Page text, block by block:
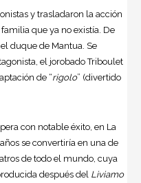
y trasladaron la acción
que ya no existía. De
duque de Mantua. Se
el jorobado Triboulet
de “rigolo” (divertido
con notable éxito, en La
se convertiría en una de
de todo el mundo, cuya
después del Liviamo